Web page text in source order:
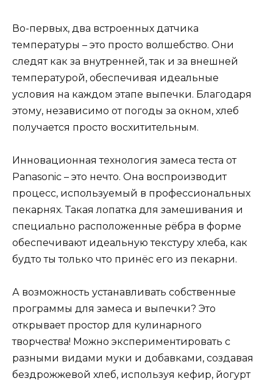
Во-первых, два встроенных датчика
температуры – это просто волшебство. Они
следят как за внутренней, так и за внешней
температурой, обеспечивая идеальные
условия на каждом этапе выпечки. Благодаря
этому, независимо от погоды за окном, хлеб
получается просто восхитительным.
Инновационная технология замеса теста от
Panasonic – это нечто. Она воспроизводит
процесс, используемый в профессиональных
пекарнях. Такая лопатка для замешивания и
специально расположенные рёбра в форме
обеспечивают идеальную текстуру хлеба, как
будто ты только что принёс его из пекарни.
А возможность устанавливать собственные
программы для замеса и выпечки? Это
открывает простор для кулинарного
творчества! Можно экспериментировать с
разными видами муки и добавками, создавая
бездрожжевой хлеб, используя кефир, йогурт